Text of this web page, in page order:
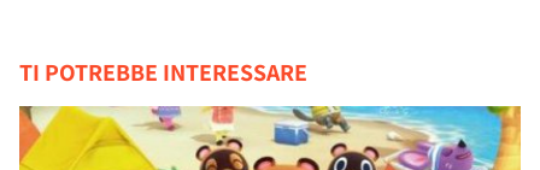
TI POTREBBE INTERESSARE